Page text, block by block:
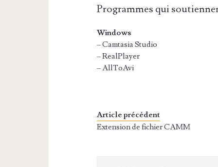
Programmes qui
Windows
– Camtasia Studio
– RealPlayer
– AllToAvi
Article précédent
Extension de fichier CAMM